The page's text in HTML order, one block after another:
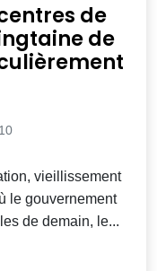
de
de
vieillissement
le gouvernement
de demain, le...